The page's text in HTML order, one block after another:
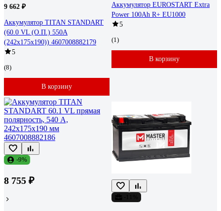
9 662 ₽
Аккумулятор TITAN STANDART
(60.0 VL (О.П.) 550А
(242x175x190)) 4607008882179
5
(8)
В корзину
Аккумулятор EUROSTART Extra
Power 100Ah R+ EU1000
5
(1)
В корзину
-9%
8 755 ₽